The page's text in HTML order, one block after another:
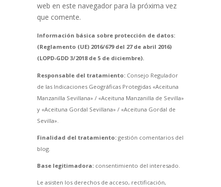
web en este navegador para la próxima vez
que comente.
Información básica sobre protección de datos:
(Reglamento (UE) 2016/679 del 27 de abril 2016)
(LOPD-GDD 3/2018 de 5 de diciembre).
Responsable del tratamiento:Consejo Regulador
de las Indicaciones Geográficas Protegidas «Aceituna
Manzanilla Sevillana» / «Aceituna Manzanilla de Sevilla»
y «Aceituna Gordal Sevillana» / «Aceituna Gordal de
Sevilla».
Finalidad del tratamiento:gestión comentarios del
blog.
Base legitimadora:consentimiento del interesado.
Le asisten los derechos de acceso, rectificación,